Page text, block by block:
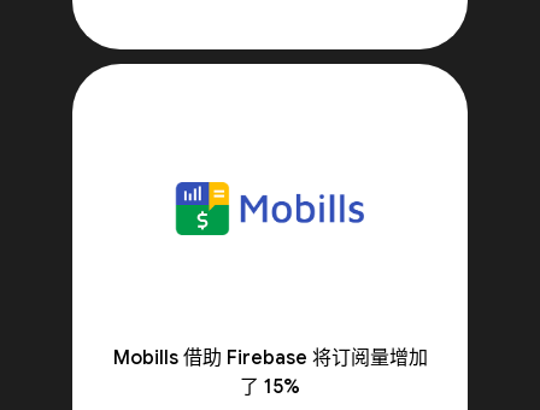
Mobills 借助 Firebase 将订阅量增加
了 15%